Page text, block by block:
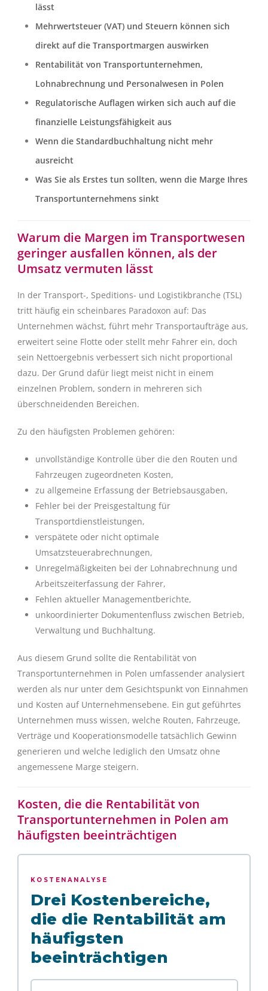
lässt
Mehrwertsteuer (VAT) und Steuern können sich
direkt auf die Transportmargen auswirken
Rentabilität von Transportunternehmen,
Lohnabrechnung und Personalwesen in Polen
Regulatorische Auflagen wirken sich auch auf die
finanzielle Leistungsfähigkeit aus
Wenn die Standardbuchhaltung nicht mehr
ausreicht
Was Sie als Erstes tun sollten, wenn die Marge Ihres
Transportunternehmens sinkt
Warum die Margen im Transportwesen
geringer ausfallen können, als der
Umsatz vermuten lässt
In der Transport-, Speditions- und Logistikbranche (TSL)
tritt häufig ein scheinbares Paradoxon auf: Das
Unternehmen wächst, führt mehr Transportaufträge aus,
erweitert seine Flotte oder stellt mehr Fahrer ein, doch
sein Nettoergebnis verbessert sich nicht proportional
dazu. Der Grund dafür liegt meist nicht in einem
einzelnen Problem, sondern in mehreren sich
überschneidenden Bereichen.
Zu den häufigsten Problemen gehören:
unvollständige Kontrolle über die den Routen und
Fahrzeugen zugeordneten Kosten,
zu allgemeine Erfassung der Betriebsausgaben,
Fehler bei der Preisgestaltung für
Transportdienstleistungen,
verspätete oder nicht optimale
Umsatzsteuerabrechnungen,
Unregelmäßigkeiten bei der Lohnabrechnung und
Arbeitszeiterfassung der Fahrer,
Fehlen aktueller Managementberichte,
unkoordinierter Dokumentenfluss zwischen Betrieb,
Verwaltung und Buchhaltung.
Aus diesem Grund sollte die Rentabilität von
Transportunternehmen in Polen umfassender analysiert
werden als nur unter dem Gesichtspunkt von Einnahmen
und Kosten auf Unternehmensebene. Ein gut geführtes
Unternehmen muss wissen, welche Routen, Fahrzeuge,
Verträge und Kooperationsmodelle tatsächlich Gewinn
generieren und welche lediglich den Umsatz ohne
angemessene Marge steigern.
Kosten, die die Rentabilität von
Transportunternehmen in Polen am
häufigsten beeinträchtigen
KOSTENANALYSE
Drei Kostenbereiche,
die die Rentabilität am
häufigsten
beeinträchtigen